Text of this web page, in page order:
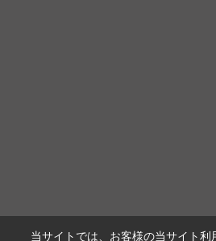
当サイトでは、お客様の当サイト